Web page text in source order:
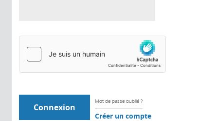
Mot de passe oublié ?
Créer un compte